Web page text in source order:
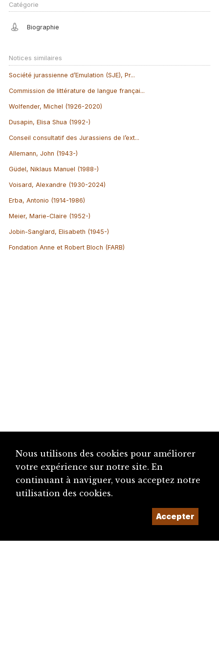
Catégorie
Biographie
Notices similaires
Société jurassienne d’Emulation (SJE), Pr...
Commission de littérature de langue françai...
Wolfender, Michel (1926-2020)
Dusapin, Elisa Shua (1992-)
Conseil consultatif des Jurassiens de l’ext...
Allemann, John (1943-)
Güdel, Niklaus Manuel (1988-)
Voisard, Alexandre (1930-2024)
Erba, Antonio (1914-1986)
Meier, Marie-Claire (1952-)
Jobin-Sanglard, Elisabeth (1945-)
Fondation Anne et Robert Bloch (FARB)
diju@diju.ch
Nous utilisons des cookies pour améliorer
votre expérience sur notre site. En
continuant à naviguer, vous acceptez notre
utilisation des cookies.
Accepter